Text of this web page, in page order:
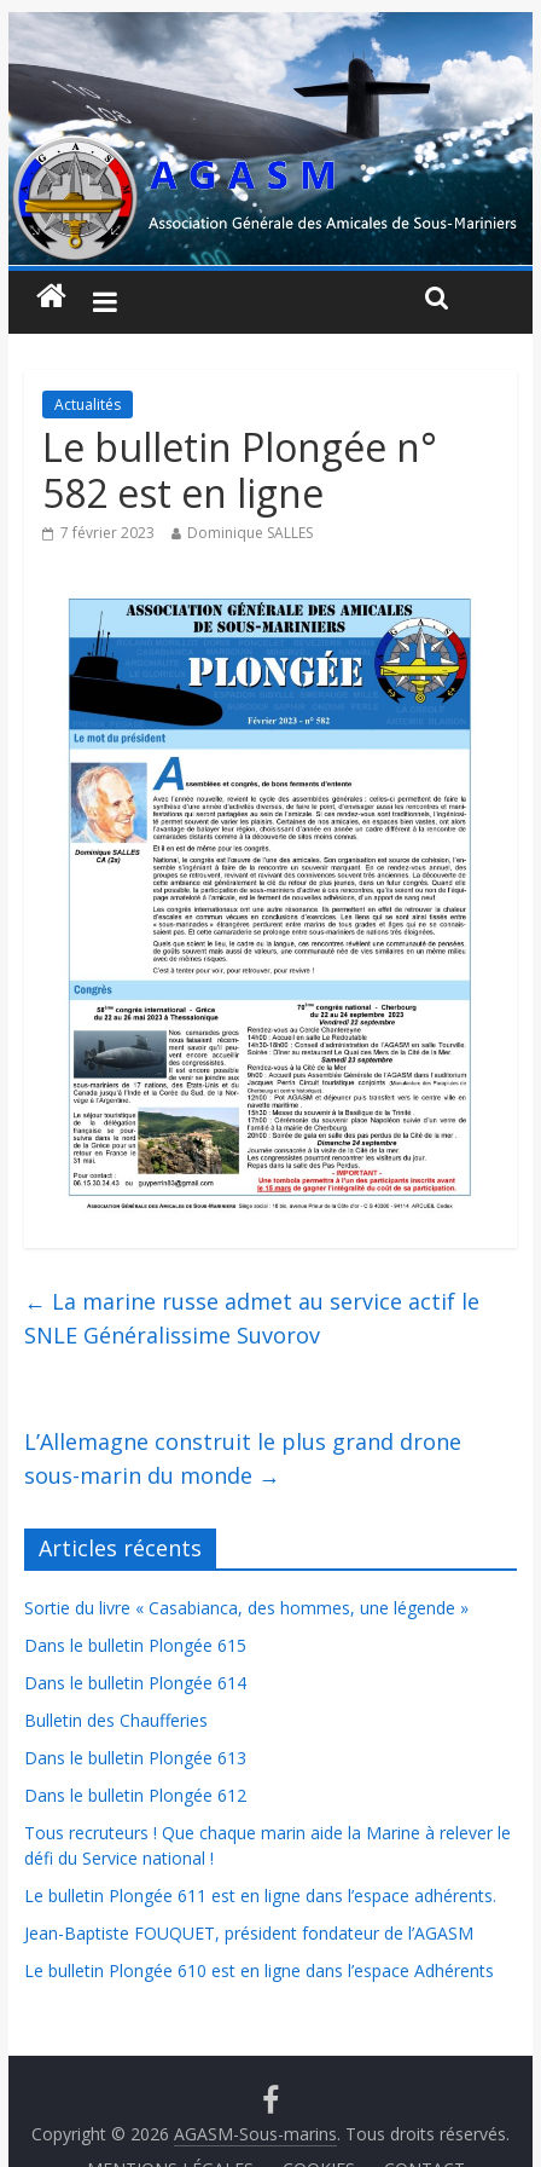
Actualités
Le bulletin Plongée n°
582 est en ligne
7 février 2023 Dominique SALLES
← La marine russe admet au service actif le
SNLE Généralissime Suvorov
L’Allemagne construit le plus grand drone
sous-marin du monde →
Articles récents
Sortie du livre « Casabianca, des hommes, une légende »
Dans le bulletin Plongée 615
Dans le bulletin Plongée 614
Bulletin des Chaufferies
Dans le bulletin Plongée 613
Dans le bulletin Plongée 612
Tous recruteurs ! Que chaque marin aide la Marine à relever le
défi du Service national !
Le bulletin Plongée 611 est en ligne dans l’espace adhérents.
Jean-Baptiste FOUQUET, président fondateur de l’AGASM
Le bulletin Plongée 610 est en ligne dans l’espace Adhérents
Copyright © 2026 AGASM-Sous-marins. Tous droits réservés.